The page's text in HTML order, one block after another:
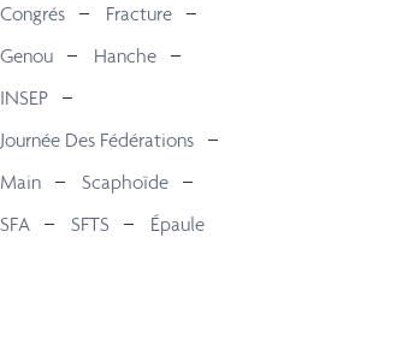
Congrés
Fracture
Genou
Hanche
INSEP
Journée Des Fédérations
Main
Scaphoïde
SFA
SFTS Épaule